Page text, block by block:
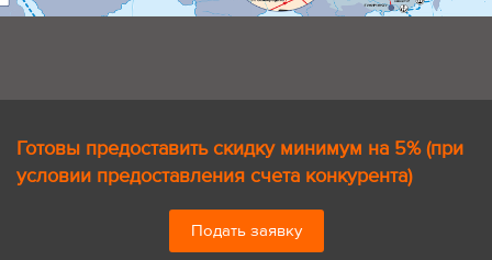
Готовы предоставить скидку минимум на 5% (при
условии предоставления счета конкурента)
Подать заявку